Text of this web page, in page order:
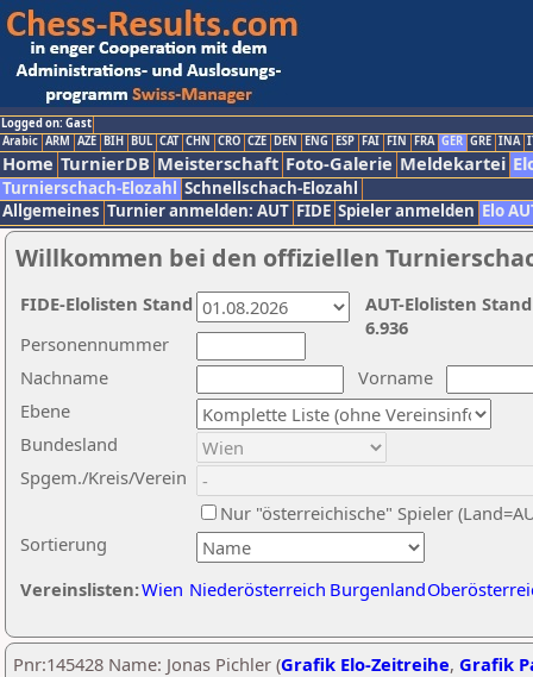
Logged on: Gast
Arabic ARM AZE BIH BUL CAT CHN CRO CZE DEN ENG ESP FAI FIN FRA GER GRE INA
Home TurnierDB Meisterschaft Foto-Galerie Meldekartei
Turnierschach-Elozahl Schnellschach-Elozahl
Allgemeines Turnier anmelden: AUT FIDE Spieler anmelden Elo
Willkommen bei den offiziellen
Nachname
Vorname
Ebene
Sortierung
Personennummer
Bundesland
Spgem./Kreis/Verein
Nur "österreichische" Spieler
Vereinslisten:Wien Niederösterreich Burgenland
AUT-Elolisten
6.936
FIDE-Elolisten Stand
Pnr:145428 Name: Jonas Pichler (Grafik Elo-Zeitreihe, Grafik